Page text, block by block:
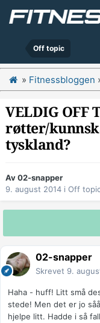
Off topic
» Fitnessbloggen
VELDIG OFF
røtter/
tyskland?
Av02-snapper
9. august 2014 i Off
02-snapper
Skrevet 9.
Haha - huff! Litt små
stede! Men det er jo
hjelpe litt. Hadde i så